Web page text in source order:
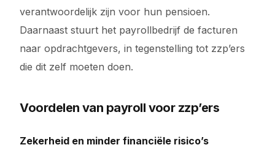
verantwoordelijk zijn voor hun pensioen.
Daarnaast stuurt het payrollbedrijf de facturen
naar opdrachtgevers, in tegenstelling tot zzp’ers
die dit zelf moeten doen.
Voordelen van payroll voor zzp’ers
Zekerheid en minder financiële risico’s